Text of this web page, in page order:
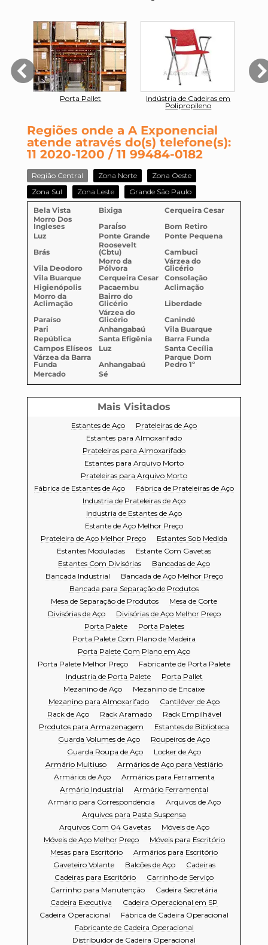
Porta Pallet
Indústria de Cadeiras em
Polipropileno
Regiões onde a A Exponencial
atende através do(s) telefone(s):
11 2020-1200 / 11 99484-0182
Região Central Zona Norte
Zona Oeste
Zona Sul
Zona Leste Grande São Paulo
Bela Vista Bixiga
Cerqueira Cesar
Morro Dos
Ingleses
ParaÍso
Bom Retiro
Luz
Ponte Grande
Ponte Pequena
Brás
Roosevelt
(Cbtu)
Cambuci
Vila Deodoro
Morro da
Pólvora
Várzea do
Glicério
Vila Buarque
Cerqueira Cesar
Consolação
Higienópolis
Pacaembu
Aclimação
Morro da
Aclimação
Bairro do
Glicério
Liberdade
Paraíso
Várzea do
Glicério
Canindé
Pari
Anhangabaú
Vila Buarque
República
Santa Efigênia
Barra Funda
Campos Elíseos
Luz
Santa Cecília
Várzea da Barra
Funda
Anhangabaú
Parque Dom
Pedro 1º
Mercado
Sé
Mais Visitados
Estantes de Aço
Prateleiras de Aço
Estantes para Almoxarifado
Prateleiras para Almoxarifado
Estantes para Arquivo Morto
Prateleiras para Arquivo Morto
Fábrica de Estantes de Aço
Fábrica de Prateleiras de Aço
Industria de Prateleiras de Aço
Industria de Estantes de Aço
Estante de Aço Melhor Preço
Prateleira de Aço Melhor Preço
Estantes Sob Medida
Estantes Moduladas
Estante Com Gavetas
Estantes Com Divisórias
Bancadas de Aço
Bancada Industrial
Bancada de Aço Melhor Preço
Bancada para Separação de Produtos
Mesa de Separação de Produtos
Mesa de Corte
Divisórias de Aço
Divisórias de Aço Melhor Preço
Porta Palete
Porta Paletes
Porta Palete Com Plano de Madeira
Porta Palete Com Plano em Aço
Porta Palete Melhor Preço
Fabricante de Porta Palete
Industria de Porta Palete
Porta Pallet
Mezanino de Aço
Mezanino de Encaixe
Mezanino para Almoxarifado
Cantiléver de Aço
Rack de Aço
Rack Aramado
Rack Empilhável
Produtos para Armazenagem
Estantes de Biblioteca
Guarda Volumes de Aço
Roupeiros de Aço
Guarda Roupa de Aço
Locker de Aço
Armário Multiuso
Armários de Aço para Vestiário
Armários de Aço
Armários para Ferramenta
Armário Industrial
Armário Ferramental
Armário para Correspondência
Arquivos de Aço
Arquivos para Pasta Suspensa
Arquivos Com 04 Gavetas
Móveis de Aço
Móveis de Aço Melhor Preço
Móveis para Escritório
Mesas para Escritório
Armários para Escritório
Gaveteiro Volante
Balcões de Aço
Cadeiras
Cadeiras para Escritório
Carrinho de Serviço
Carrinho para Manutenção
Cadeira Secretária
Cadeira Executiva
Cadeira Operacional em SP
Cadeira Operacional
Fábrica de Cadeira Operacional
Fabricante de Cadeira Operacional
Distribuidor de Cadeira Operacional